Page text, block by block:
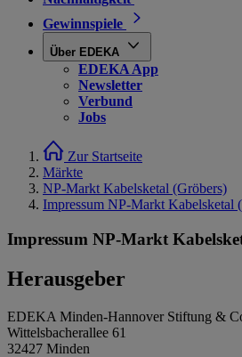
Gewinnspiele
Über EDEKA
EDEKA App
Newsletter
Verbund
Jobs
Zur Startseite
Märkte
NP-Markt Kabelsketal (Gröbers)
Impressum NP-Markt Kabelsketal
Impressum NP-Markt
Herausgeber
EDEKA Minden-Hannover Stiftung &
Wittelsbacherallee 61
32427 Minden